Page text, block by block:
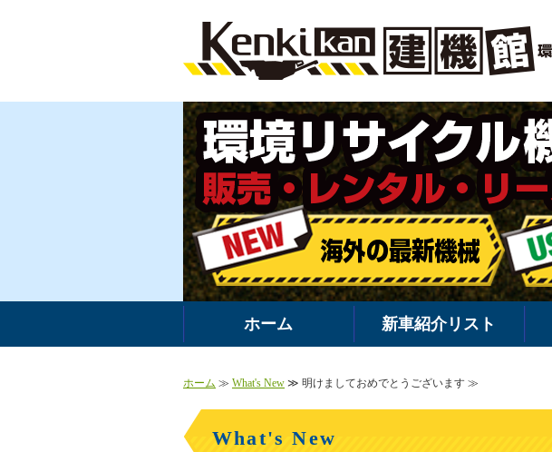
ホーム 新車紹介リスト
ホーム ≫ What's New ≫ 明けましておめでとうございます ≫
What's New